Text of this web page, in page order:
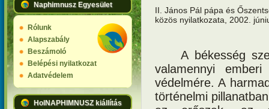
Naphimnusz Egyesület
Rólunk
Alapszabály
Beszámoló
Belépési nyilatkozat
Adatvédelem
HolNAPHIMNUSZ kiállítás
II. János Pál pápa és
közös nyilatkozata, 2002.
A békesség
valamennyi
védelmére. A
történelmi